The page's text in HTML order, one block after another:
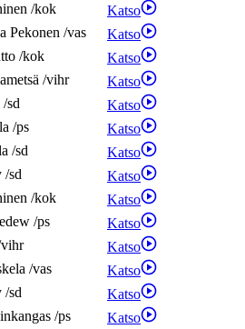
/kok
Katso
Pekonen /vas
Katso
/kok
Katso
/vihr
Katso
/sd
Katso
/ps
Katso
/sd
Katso
/sd
Katso
/kok
Katso
/ps
Katso
vihr
Katso
/vas
Katso
/sd
Katso
/ps
Katso